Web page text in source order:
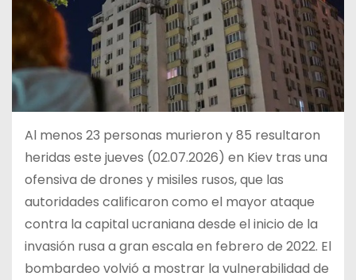
Al menos 23 personas murieron y 85 resultaron
heridas este jueves (02.07.2026) en Kiev tras una
ofensiva de drones y misiles rusos, que las
autoridades calificaron como el mayor ataque
contra la capital ucraniana desde el inicio de la
invasión rusa a gran escala en febrero de 2022. El
bombardeo volvió a mostrar la vulnerabilidad de